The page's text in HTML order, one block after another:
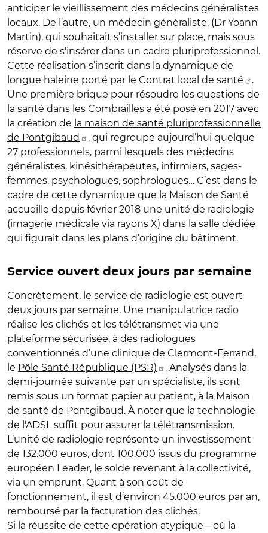
anticiper le vieillissement des médecins généralistes
locaux. De l’autre, un médecin généraliste, (Dr Yoann
Martin), qui souhaitait s’installer sur place, mais sous
réserve de s'insérer dans un cadre pluriprofessionnel.
Cette réalisation s’inscrit dans la dynamique de
longue haleine porté par le Contrat local de santé
.
Une première brique pour résoudre les questions de
la santé dans les Combrailles a été posé en 2017 avec
la création de la maison de santé pluriprofessionnelle
de Pontgibaud
, qui regroupe aujourd’hui quelque
27 professionnels, parmi lesquels des médecins
généralistes, kinésithérapeutes, infirmiers, sages-
femmes, psychologues, sophrologues… C’est dans le
cadre de cette dynamique que la Maison de Santé
accueille depuis février 2018 une unité de radiologie
(imagerie médicale via rayons X) dans la salle dédiée
qui figurait dans les plans d’origine du bâtiment.
Service ouvert deux jours par semaine
Concrètement, le service de radiologie est ouvert
deux jours par semaine. Une manipulatrice radio
réalise les clichés et les télétransmet via une
plateforme sécurisée, à des radiologues
conventionnés d’une clinique de Clermont-Ferrand,
le Pôle Santé République (PSR)
. Analysés dans la
demi-journée suivante par un spécialiste, ils sont
remis sous un format papier au patient, à la Maison
de santé de Pontgibaud. À noter que la technologie
de l'ADSL suffit pour assurer la télétransmission.
L’unité de radiologie représente un investissement
de 132.000 euros, dont 100.000 issus du programme
européen Leader, le solde revenant à la collectivité,
via un emprunt. Quant à son coût de
fonctionnement, il est d’environ 45.000 euros par an,
remboursé par la facturation des clichés.
Si la réussite de cette opération atypique – où la